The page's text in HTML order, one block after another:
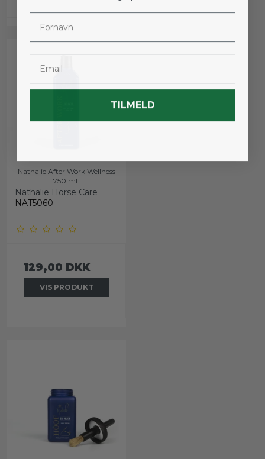
Nathalie After Work Wellness
750 ml.
Nathalie Horse Care
NAT5060
129,00 DKK
VIS PRODUKT
Fornavn
Email
TILMELD